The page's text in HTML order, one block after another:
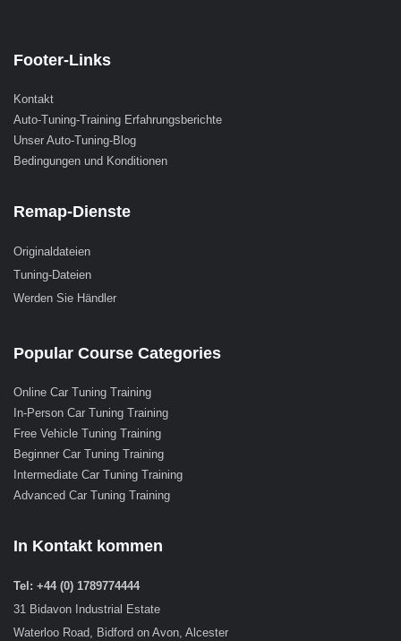
Footer-Links
Kontakt
Auto-Tuning-Training Erfahrungsberichte
Unser Auto-Tuning-Blog
Bedingungen und Konditionen
Remap-Dienste
Originaldateien
Tuning-Dateien
Werden Sie Händler
Popular Course Categories
Online Car Tuning Training
In-Person Car Tuning Training
Free Vehicle Tuning Training
Beginner Car Tuning Training
Intermediate Car Tuning Training
Advanced Car Tuning Training
In Kontakt kommen
Tel: +44 (0) 1789774444
31 Bidavon Industrial Estate
Waterloo Road, Bidford on Avon, Alcester